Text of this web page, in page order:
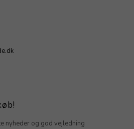
nyheder og god vejledning